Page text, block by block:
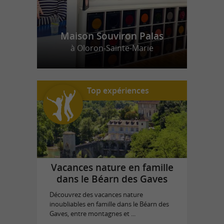
Maison Souviron Palas
à Oloron-Sainte-Marie
Top expériences
Vacances nature en famille
dans le Béarn des Gaves
Découvrez des vacances nature
inoubliables en famille dans le Béarn des
Gaves, entre montagnes et ...